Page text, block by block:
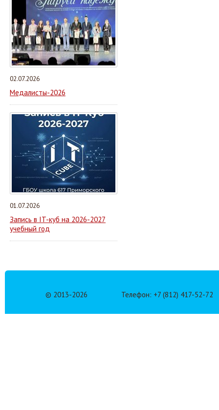
02.07.2026
Медалисты-2026
01.07.2026
Запись в IT-куб на 2026-2027
учебный год
© 2013-2026 Телефон: +7 (812) 417-52-72